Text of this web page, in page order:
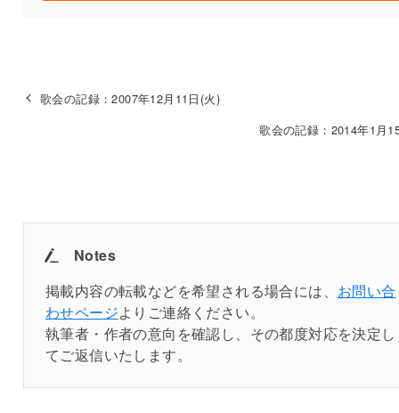
歌会の記録：2007年12月11日(火)
歌会の記録：2014年1月
Notes
掲載内容の転載などを希望される場合には、 お問い合
わせページよりご連絡ください。
執筆者・作者の意向を確認し、その都度対応を決定し
てご返信いたします。